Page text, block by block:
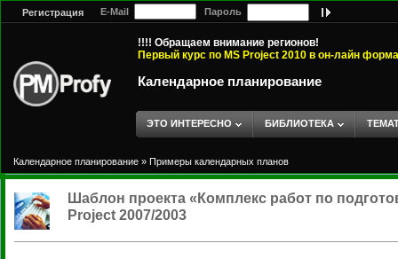
Регистрация E-Mail Пароль
!!!! Обращаем внимание регионов!
Первый курс по MS Project 2010 в он-лайн
Календарное планирование
ЭТО ИНТЕРЕСНО БИБЛИОТЕКА
Календарное планирование » Примеры календарных планов
Шаблон проекта «Комплекс работ по
Project 2007/2003